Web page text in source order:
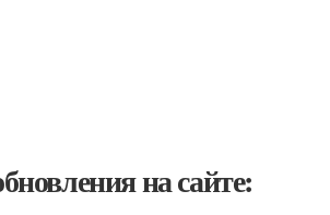
на сайте: